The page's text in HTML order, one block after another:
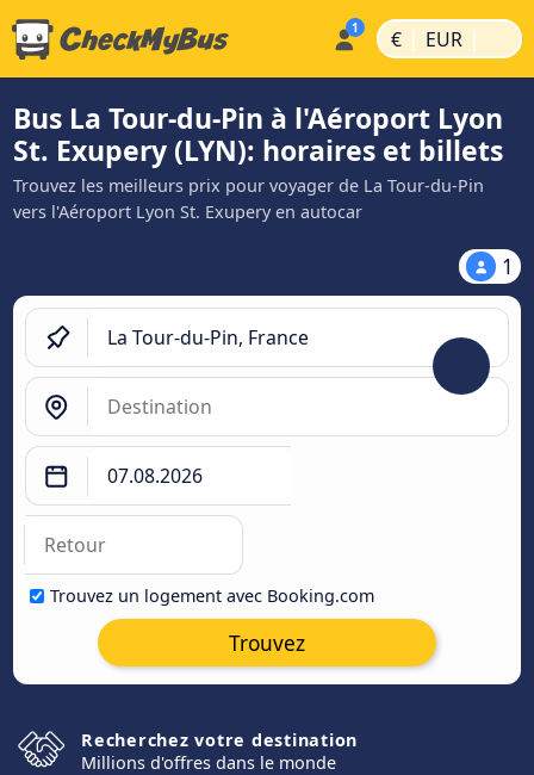
€ | EUR |
Bus La Tour-du-Pin à l'Aéroport Lyon
St. Exupery (LYN): horaires et billets
Trouvez les meilleurs prix pour voyager de La Tour-du-Pin
vers l'Aéroport Lyon St. Exupery en autocar
1
Trouvez un logement avec Booking.com
Trouvez
Recherchez votre destination
Millions d'offres dans le monde